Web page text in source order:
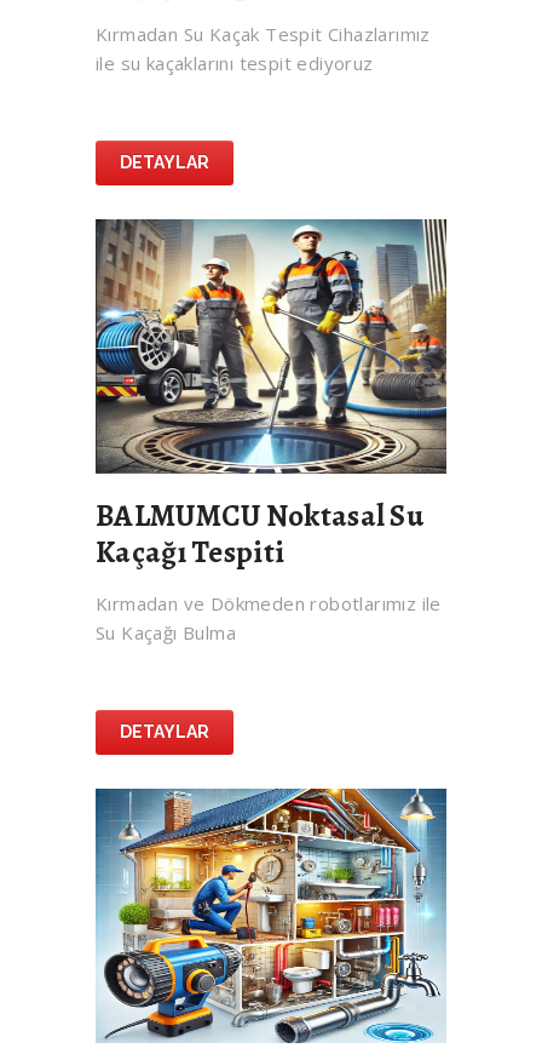
Kırmadan Su Kaçak Tespit Cihazlarımız
ile su kaçaklarını tespit ediyoruz
DETAYLAR
BALMUMCU Noktasal Su
Kaçağı Tespiti
Kırmadan ve Dökmeden robotlarımız ile
Su Kaçağı Bulma
DETAYLAR